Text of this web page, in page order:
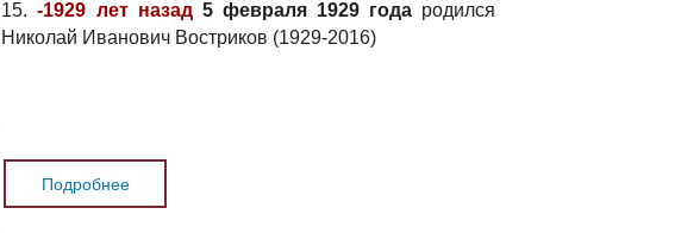
15.-1929 лет назад5 февраля 1929 года родился
Николай Иванович Востриков (1929-2016)
Подробнее